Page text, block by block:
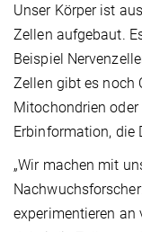
Unser Körper ist
Zellen aufgebaut.
Beispiel
Zellen gibt es noch
Mitochondrien
Erbinformation, die
„Wir machen mit
experimentieren an